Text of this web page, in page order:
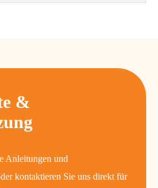
&
Anleitungen und
kontaktieren Sie uns direkt für